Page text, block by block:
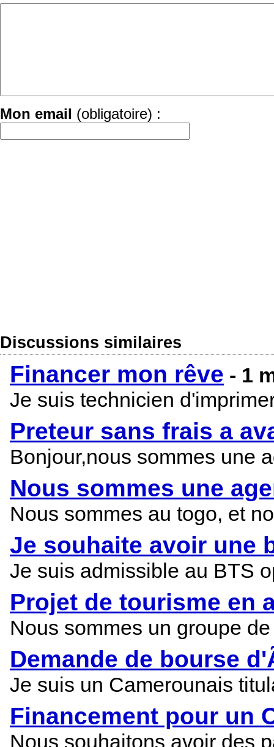
Mon email (obligatoire) :
Discussions similaires
Financer mon rêve - 1
Je suis technicien
Preteur sans frais a
Bonjour,nous sommes une
Nous sommes une
Nous sommes au togo, et
Je souhaite avoir une
Je suis admissible au BTS
Projet de tourisme en
Nous sommes un groupe
Demande de bourse
Je suis un Camerounais
Financement pour un
Nous souhaitons avoir des